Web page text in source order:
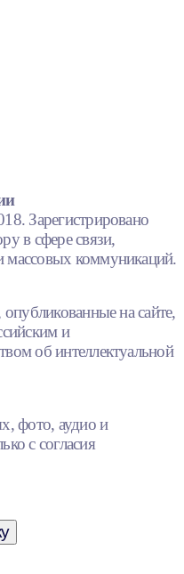
Зарегистрировано
в сфере связи,
коммуникаций.
на сайте,
и
об интеллектуальной
фото, аудио и
с согласия